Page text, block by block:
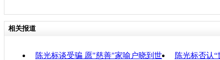
相关报道
陈光标谈受骗 愿"慈善"家喻户晓到世
陈光标否认